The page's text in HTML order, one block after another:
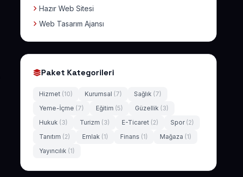
Hazır Web Sitesi
Web Tasarım Ajansı
Paket Kategorileri
Hizmet (10) Kurumsal (7) Sağlık (7)
Yeme-İçme (7) Eğitim (5) Güzellik (3)
Hukuk (3) Turizm (3) E-Ticaret (2) Spor (2)
Tanıtım (2) Emlak (1) Finans (1) Mağaza (1)
Yayıncılık (1)